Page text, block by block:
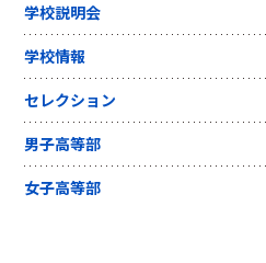
学校説明会
学校情報
セレクション
男子高等部
女子高等部